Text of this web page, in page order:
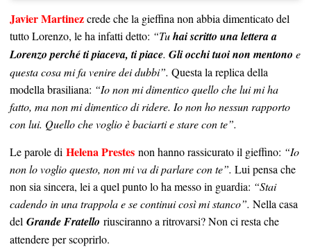
Javier Martinezcrede che la gieffina non abbia dimenticato del
tutto Lorenzo, le ha infatti detto: “Tuhai scritto una lettera a
Lorenzo perché ti piaceva, ti piace. Gli occhi tuoi non mentono e
questa cosa mi fa venire dei dubbi”. Questa la replica della
modella brasiliana: “Io non mi dimentico quello che lui mi ha
fatto, ma non mi dimentico di ridere. Io non ho nessun rapporto
con lui. Quello che voglio è baciarti e stare con te”.
Le parole di Helena Prestes non hanno rassicurato il gieffino: “Io
non lo voglio questo, non mi va di parlare con te”. Lui pensa che
non sia sincera, lei a quel punto lo ha messo in guardia: “Stai
cadendo in una trappola e se continui così mi stanco”. Nella casa
del Grande Fratello riusciranno a ritrovarsi? Non ci resta che
attendere per scoprirlo.